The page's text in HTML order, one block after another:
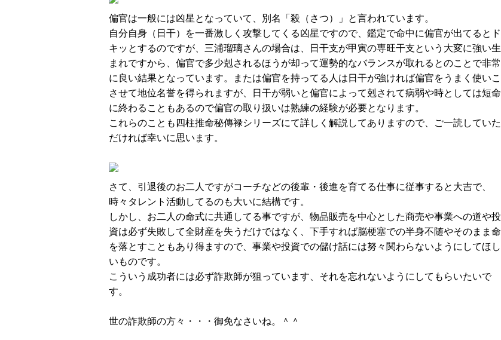
偏官は一般には凶星となっていて、別名「殺（さつ）」と言われています。
自分自身（日干）を一番激しく攻撃してくる凶星ですので、鑑定で命中に偏官が出てるとド
キッとするのですが、三浦瑠璃さんの場合は、日干支が甲寅の専旺干支という大変に強い生
まれですから、偏官で多少剋されるほうが却って運勢的なバランスが取れるとのことで非常
に良い結果となっています。または偏官を持ってる人は日干が強ければ偏官をうまく使いこ
させて地位名誉を得られますが、日干が弱いと偏官によって剋されて病弱や時としては短命
に終わることもあるので偏官の取り扱いは熟練の経験が必要となります。
これらのことも四柱推命秘傳禄シリーズにて詳しく解説してありますので、ご一読していた
だければ幸いに思います。
さて、引退後のお二人ですがコーチなどの後輩・後進を育てる仕事に従事すると大吉で、
時々タレント活動してるのも大いに結構です。
しかし、お二人の命式に共通してる事ですが、物品販売を中心とした商売や事業への道や投
資は必ず失敗して全財産を失うだけではなく、下手すれば脳梗塞での半身不随やそのまま命
を落とすこともあり得ますので、事業や投資での儲け話には努々関わらないようにしてほし
いものです。
こういう成功者には必ず詐欺師が狙っています、それを忘れないようにしてもらいたいで
す。
世の詐欺師の方々・・・御免なさいね。＾＾